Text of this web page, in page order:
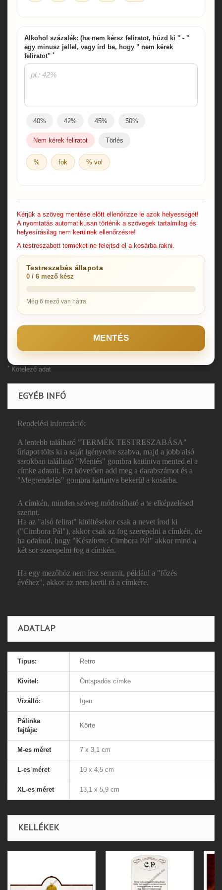
Alkohol százalék: (ha nem kérsz feliratot, húzd ki " - "
egy minusz jellel, vagy írd be, hogy " nem kérek
feliratot" *
40% 42% 45% 50%
Nem kérek feliratot Törlés
% fok % vol
Kérjük a szöveg mentése előtt ellenőrizze le azok helyességét!
A nyomtatás automatikusan történik a szövegek tartalmilag és
helyesírásilag nem kerülnek ellenőrzésre!
A testreszabott terméket ne felejtsd el a kosárba rakni.
Testreszabás állapota
0 / 6 mező kész
Még 6 mező van hátra.
MENTÉS
* Kötelező adat
EGYÉB INFÓ
Rendelési információ:
A lentebb található "TERMÉK TESTRESZABÁSA"
űrlapot tölts ki a saját igényedre szabva, majd a jobb alsó
sarokban található "Mentés" gombra kattintva mented el a
címke adatait. Ezt követően add meg a darabszámot és a
"Megrendelés" gombra kattintva bekerül a kosárba.
A címkén, minden szöveg módosítható a te elképzelésed
szerint.
Ha az "alsó felirat" kitöltésekor csak a nevet írod ki
("Cimbora Pál"), akkor csak az fog szerepelni a címkén, de
ha odaírod, hogy "Készítette: Cimbora Pál" akkor mind a
két sor szerepelni fog a címkén.
Ha egy mezőhöz nem írsz semmit, például a "főzés
évéhez", akkor az nem kerül rá a címkére.
ADATLAP
Tipus: Retro
Kivitel: Öntapadós címke
Vízálló: Igen
Pálinka
fajtája:
Körte
M-es méret 7 x 3,1 cm
L-es méret 10 x 4,5 cm
XL-es méret 13,1 x 5,9 cm
KELLÉKEK